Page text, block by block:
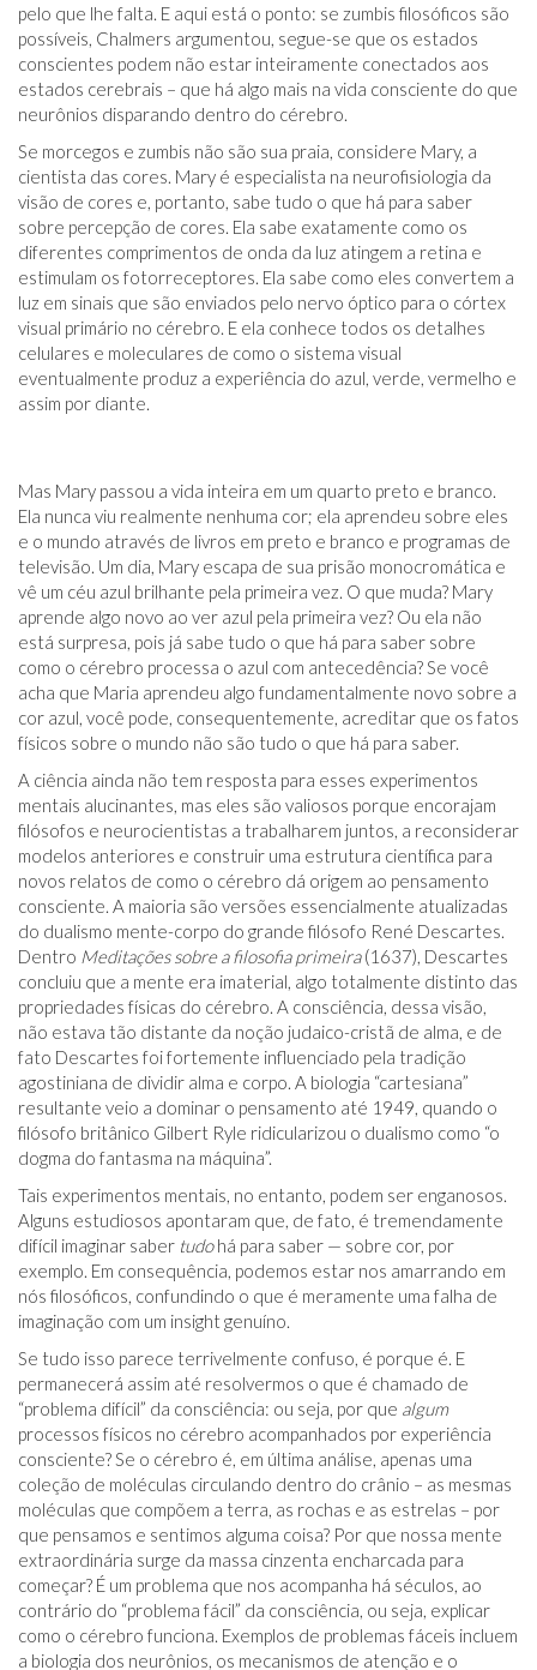
pelo que lhe falta. E aqui está o ponto: se zumbis filosóficos são
possíveis, Chalmers argumentou, segue-se que os estados
conscientes podem não estar inteiramente conectados aos
estados cerebrais – que há algo mais na vida consciente do que
neurônios disparando dentro do cérebro.
Se morcegos e zumbis não são sua praia, considere Mary, a
cientista das cores. Mary é especialista na neurofisiologia da
visão de cores e, portanto, sabe tudo o que há para saber
sobre percepção de cores. Ela sabe exatamente como os
diferentes comprimentos de onda da luz atingem a retina e
estimulam os fotorreceptores. Ela sabe como eles convertem a
luz em sinais que são enviados pelo nervo óptico para o córtex
visual primário no cérebro. E ela conhece todos os detalhes
celulares e moleculares de como o sistema visual
eventualmente produz a experiência do azul, verde, vermelho e
assim por diante.
Mas Mary passou a vida inteira em um quarto preto e branco.
Ela nunca viu realmente nenhuma cor; ela aprendeu sobre eles
e o mundo através de livros em preto e branco e programas de
televisão. Um dia, Mary escapa de sua prisão monocromática e
vê um céu azul brilhante pela primeira vez. O que muda? Mary
aprende algo novo ao ver azul pela primeira vez? Ou ela não
está surpresa, pois já sabe tudo o que há para saber sobre
como o cérebro processa o azul com antecedência? Se você
acha que Maria aprendeu algo fundamentalmente novo sobre a
cor azul, você pode, consequentemente, acreditar que os fatos
físicos sobre o mundo não são tudo o que há para saber.
A ciência ainda não tem resposta para esses experimentos
mentais alucinantes, mas eles são valiosos porque encorajam
filósofos e neurocientistas a trabalharem juntos, a reconsiderar
modelos anteriores e construir uma estrutura científica para
novos relatos de como o cérebro dá origem ao pensamento
consciente. A maioria são versões essencialmente atualizadas
do dualismo mente-corpo do grande filósofo René Descartes.
Dentro Meditações sobre a filosofia primeira(1637), Descartes
concluiu que a mente era imaterial, algo totalmente distinto das
propriedades físicas do cérebro. A consciência, dessa visão,
não estava tão distante da noção judaico-cristã de alma, e de
fato Descartes foi fortemente influenciado pela tradição
agostiniana de dividir alma e corpo. A biologia “cartesiana”
resultante veio a dominar o pensamento até 1949, quando o
filósofo britânico Gilbert Ryle ridicularizou o dualismo como “o
dogma do fantasma na máquina”.
Tais experimentos mentais, no entanto, podem ser enganosos.
Alguns estudiosos apontaram que, de fato, é tremendamente
difícil imaginar saber tudohá para saber — sobre cor, por
exemplo. Em consequência, podemos estar nos amarrando em
nós filosóficos, confundindo o que é meramente uma falha de
imaginação com um insight genuíno.
Se tudo isso parece terrivelmente confuso, é porque é. E
permanecerá assim até resolvermos o que é chamado de
“problema difícil” da consciência: ou seja, por que algum
processos físicos no cérebro acompanhados por experiência
consciente? Se o cérebro é, em última análise, apenas uma
coleção de moléculas circulando dentro do crânio – as mesmas
moléculas que compõem a terra, as rochas e as estrelas – por
que pensamos e sentimos alguma coisa? Por que nossa mente
extraordinária surge da massa cinzenta encharcada para
começar? É um problema que nos acompanha há séculos, ao
contrário do “problema fácil” da consciência, ou seja, explicar
como o cérebro funciona. Exemplos de problemas fáceis incluem
a biologia dos neurônios, os mecanismos de atenção e o